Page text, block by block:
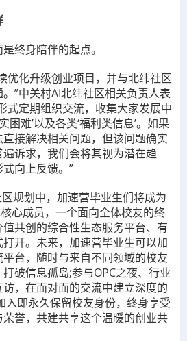
身陪伴的起点。
化升级创业项目，并与北纬社区
”中关村AI北纬社区相关负责人表
式定期组织交流，收集大家发展中
困难’以及各类‘福利类信息’。如果
接解决相关问题，但该问题确实
诉求，我们会将其视为潜在趋
向上反馈。”
划中，加速营毕业生们将成为
心成员，一个面向全体校友的终
共创的综合性生态服务平台、有
开。未来，加速营毕业生可以加
台，随时与来自不同领域的校友
破信息孤岛;参与OPC之夜、行业
，在面对面的交流中建立深度的
入即永久保留校友身份，终身享受
誉，共建共享这个温暖的创业共